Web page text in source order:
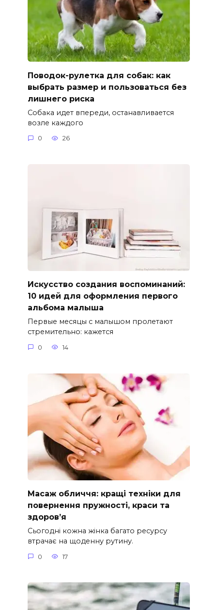
Поводок-рулетка для собак: как
выбрать размер и пользоваться без
лишнего риска
Собака идет впереди, останавливается
возле каждого
0 26
Искусство создания воспоминаний:
10 идей для оформления первого
альбома малыша
Первые месяцы с малышом пролетают
стремительно: кажется
0 14
Масаж обличчя: кращі техніки для
повернення пружності, краси та
здоров’я
Сьогодні кожна жінка багато ресурсу
втрачає на щоденну рутину.
0 17